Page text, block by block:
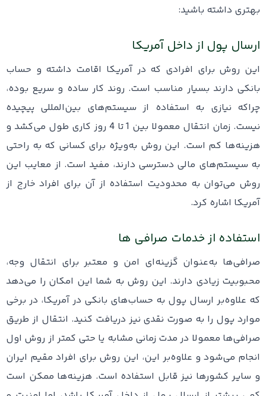
بهتری داشته باشید:
ارسال پول از داخل آمریکا
این روش برای افرادی که در آمریکا اقامت داشته و حساب
بانکی دارند بسیار مناسب است. روند کار ساده و سریع بوده،
چراکه نیازی به استفاده از سیستم‌های بین‌المللی پیچیده
نیست. زمان انتقال معمولا بین 1 تا 4 روز کاری طول می‌کشد و
هزینه‌ها کم است. این روش به‌ویژه برای کسانی که به راحتی
به سیستم‌های مالی دسترسی دارند، مفید است. از معایب این
روش می‌توان به محدودیت استفاده از آن برای افراد خارج از
آمریکا اشاره کرد.
استفاده از خدمات صرافی ‌ها
صرافی‌ها به‌عنوان گزینه‌ای امن و معتبر برای انتقال وجه،
محبوبیت زیادی دارند. این روش به شما این امکان را می‌دهد
که علاوه‌بر ارسال پول به حساب‌های بانکی در آمریکا، در برخی
موارد پول را به صورت نقدی نیز دریافت کنید. انتقال از طریق
صرافی‌ها معمولا در مدت زمانی مشابه یا حتی کمتر از روش اول
انجام می‌شود و علاوه‌بر این، این روش برای افراد مقیم ایران
و سایر کشورها نیز قابل استفاده است. هزینه‌ها ممکن است